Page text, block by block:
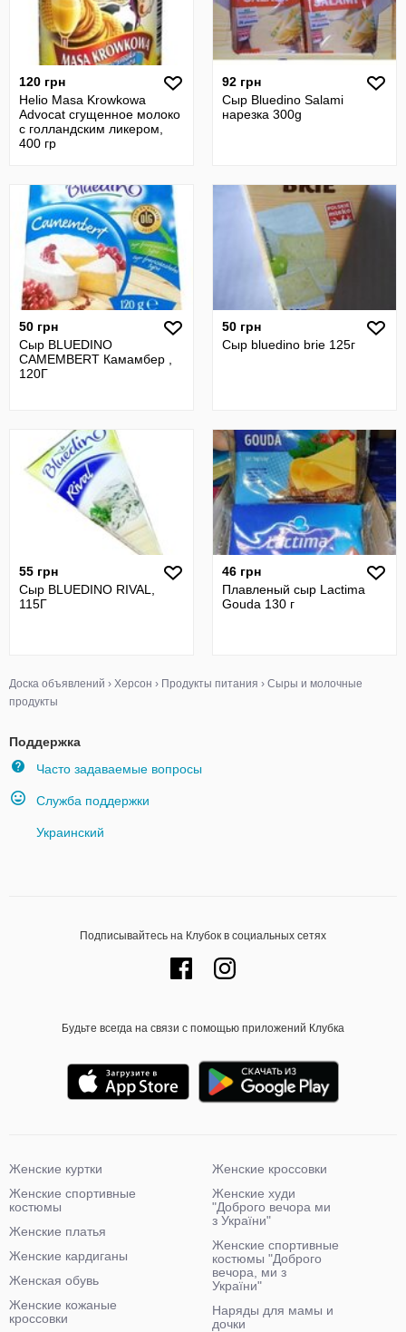
120 грн
Helio Masa Krowkowa
Advocat сгущенное молоко
с голландским ликером,
400 гр
92 грн
Сыр Bluedino Salami
нарезка 300g
50 грн
Сыр BLUEDINO
CAMEMBERT Камамбер ,
120Г
50 грн
Сыр bluedino brie 125г
55 грн
Сыр BLUEDINO RIVAL,
115Г
46 грн
Плавленый сыр Lactima
Gouda 130 г
Доска объявлений › Херсон › Продукты питания › Сыры и молочные
продукты
Поддержка
Часто задаваемые вопросы
Служба поддержки
Украинский
Подписывайтесь на Клубок в социальных сетях
Будьте всегда на связи с помощью приложений Клубка
Женские куртки
Женские спортивные
костюмы
Женские платья
Женские кардиганы
Женская обувь
Женские кожаные
кроссовки
Женские кроссовки
Женские худи
"Доброго вечора ми
з України"
Женские спортивные
костюмы "Доброго
вечора, ми з
України"
Наряды для мамы и
дочки